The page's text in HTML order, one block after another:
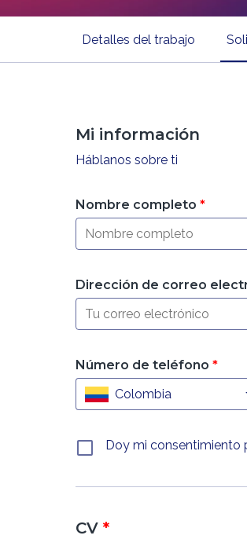
Detalles del trabajo
Mi información
Háblanos sobre ti
Nombre completo *
Dirección de correo
Número de teléfono *
Colombia
Doy mi consentimiento
CV *